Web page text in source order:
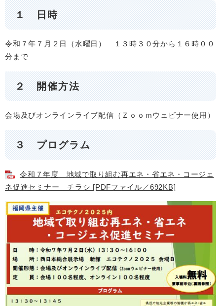
１ 日時
令和７年７月２日（水曜日） １３時３０分から１６時００
分まで
２ 開催方法
会場及びオンラインライブ配信（Ｚｏｏｍウェビナー使用）
３ プログラム
令和７年度 地域で取り組む再エネ・省エネ・コージェ
ネ促進セミナー チラシ [PDFファイル／692KB]